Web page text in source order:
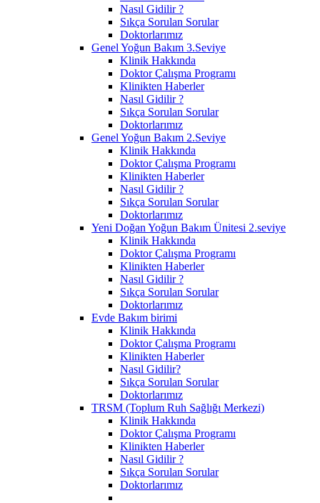
Nasıl Gidilir ?
Sıkça Sorulan Sorular
Doktorlarımız
Genel Yoğun Bakım 3.Seviye
Klinik Hakkında
Doktor Çalışma Programı
Klinikten Haberler
Nasıl Gidilir ?
Sıkça Sorulan Sorular
Doktorlarımız
Genel Yoğun Bakım 2.Seviye
Klinik Hakkında
Doktor Çalışma Programı
Klinikten Haberler
Nasıl Gidilir ?
Sıkça Sorulan Sorular
Doktorlarımız
Yeni Doğan Yoğun Bakım Ünitesi 2.seviye
Klinik Hakkında
Doktor Çalışma Programı
Klinikten Haberler
Nasıl Gidilir ?
Sıkça Sorulan Sorular
Doktorlarımız
Evde Bakım birimi
Klinik Hakkında
Doktor Çalışma Programı
Klinikten Haberler
Nasıl Gidilir?
Sıkça Sorulan Sorular
Doktorlarımız
TRSM (Toplum Ruh Sağlığı Merkezi)
Klinik Hakkında
Doktor Çalışma Programı
Klinikten Haberler
Nasıl Gidilir ?
Sıkça Sorulan Sorular
Doktorlarımız